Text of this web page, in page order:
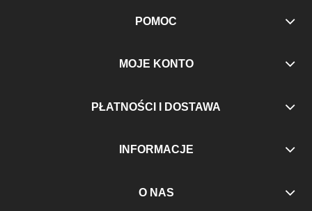
POMOC
MOJE KONTO
PŁATNOŚCI I DOSTAWA
INFORMACJE
O NAS